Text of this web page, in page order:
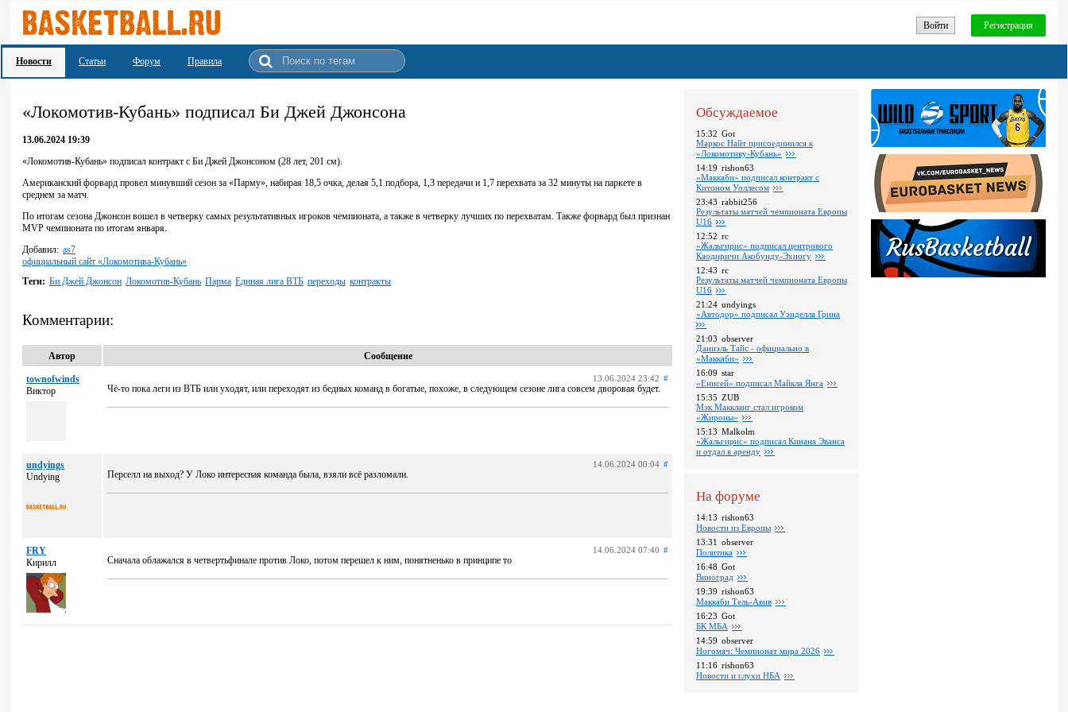
Войти Регистрация
Новости Статьи Форум Правила
«Локомотив-Кубань» подписал Би Джей Джонсона
13.06.2024 19:39
«Локомотив-Кубань» подписал контракт с Би Джей Джонсоном (28 лет, 201 см).
Американский форвард провел минувший сезон за «Парму», набирая 18,5 очка, делая 5,1 подбора, 1,3 передачи и 1,7 перехвата за 32 минуты на паркете в
среднем за матч.
По итогам сезона Джонсон вошел в четверку самых результативных игроков чемпионата, а также в четверку лучших по перехватам. Также форвард был признан
MVP чемпионата по итогам января.
Добавил: as7
официальный сайт «Локомотива-Кубань»
Теги: Би Джей Джонсон Локомотив-Кубань Парма Единая лига ВТБ переходы контракты
Комментарии:
Автор Сообщение
townofwinds
Виктор
13.06.2024 23:42 #
Чё-то пока леги из ВТБ или уходят, или переходят из бедных команд в богатые, похоже, в следующем сезоне лига совсем дворовая будет.
undyings
Undying
14.06.2024 00:04 #
Перселл на выход? У Локо интересная команда была, взяли всё разломали.
FRY
Кирилл
14.06.2024 07:40 #
Сначала облажался в четвертьфинале против Локо, потом перешел к ним, понятненько в принципе то
Обсуждаемое
15:32 Got
Маркос Найт присоединился к
«Локомотиву-Кубань»
14:19 rishon63
«Маккаби» подписал контракт с
Китоном Уоллесом
23:43 rabbit256
Pезультаты матчей чемпионата Европы
U16
12:52 rc
«Жальгирис» подписал центрового
Каодиричи Акобунду-Эхиогу
12:43 rc
Pезультаты матчей чемпионата Европы
U16
21:24 undyings
«Автодор» подписал Уэнделла Грина
21:03 observer
Даниэль Тайс - официально в
«Маккаби»
16:09 star
«Енисей» подписал Майкла Янга
15:35 ZUB
Мэк Маккланг стал игроком
«Жироны»
15:13 Malkolm
«Жальгирис» подписал Кинана Эванса
и отдал в аренду
На форуме
14:13 rishon63
Новости из Европы
13:31 observer
Политика
16:48 Got
Виноград
19:39 rishon63
Маккаби Тель-Авив
16:23 Got
БК МБА
14:59 observer
Ногомяч: Чемпионат мира 2026
11:16 rishon63
Новости и слухи НБА